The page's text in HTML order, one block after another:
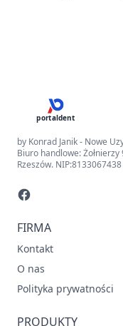
portaldent
by Konrad Janik - Nowe
Biuro handlowe:
Rzeszów.
FIRMA
Kontakt
O nas
Polityka prywatności
PRODUKTY